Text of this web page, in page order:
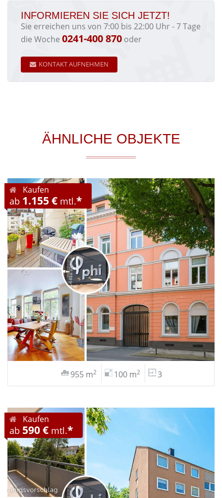
INFORMIEREN SIE SICH JETZT!
Sie erreichen uns von 7:00 bis 22:00 Uhr - 7 Tage
die Woche 0241-400 870 oder
KONTAKT AUFNEHMEN
ÄHNLICHE OBJEKTE
Kaufen
ab 1.155 € mtl.*
955 m2 100 m2 3
Kaufen
ab 590 € mtl.*